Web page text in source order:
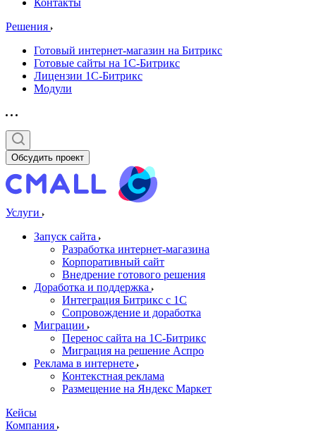
Контакты
Решения
Готовый интернет-магазин на Битрикс
Готовые сайты на 1С-Битрикс
Лицензии 1С-Битрикс
Модули
Обсудить проект
Услуги
Запуск сайта
Разработка интернет-магазина
Корпоративный сайт
Внедрение готового решения
Доработка и поддержка
Интеграция Битрикс с 1С
Сопровождение и доработка
Миграции
Перенос сайта на 1С-Битрикс
Миграция на решение Аспро
Реклама в интернете
Контекстная реклама
Размещение на Яндекс Маркет
Кейсы
Компания